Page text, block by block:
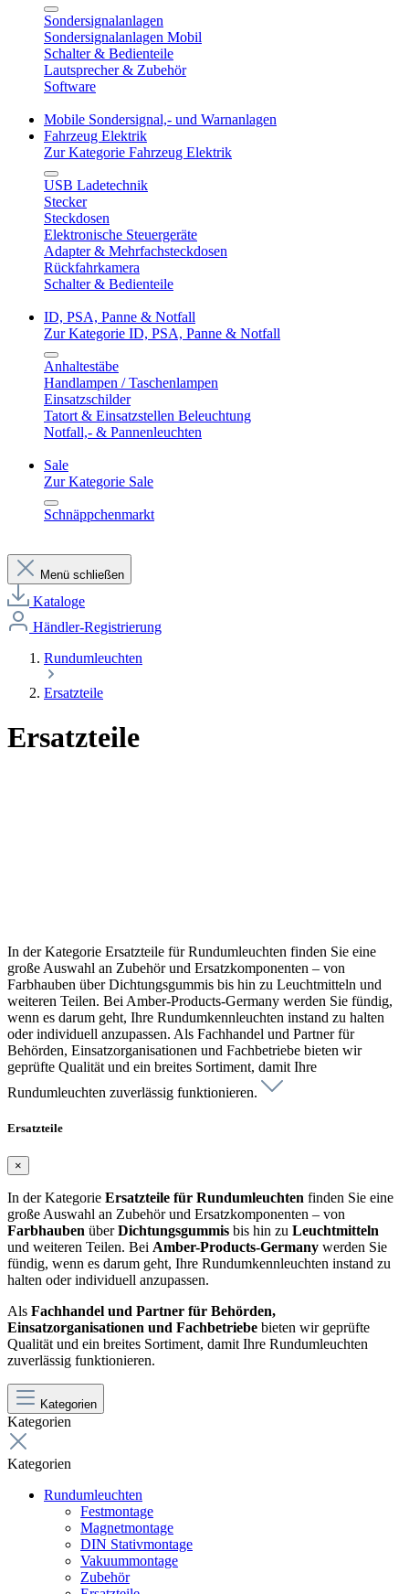
Sondersignalanlagen
Sondersignalanlagen Mobil
Schalter & Bedienteile
Lautsprecher & Zubehör
Software
Mobile Sondersignal,- und Warnanlagen
Fahrzeug Elektrik
Zur Kategorie Fahrzeug Elektrik
USB Ladetechnik
Stecker
Steckdosen
Elektronische Steuergeräte
Adapter & Mehrfachsteckdosen
Rückfahrkamera
Schalter & Bedienteile
ID, PSA, Panne & Notfall
Zur Kategorie ID, PSA, Panne & Notfall
Anhaltestäbe
Handlampen / Taschenlampen
Einsatzschilder
Tatort & Einsatzstellen Beleuchtung
Notfall,- & Pannenleuchten
Sale
Zur Kategorie Sale
Schnäppchenmarkt
Menü schließen
Kataloge
Händler-Registrierung
Rundumleuchten
Ersatzteile
Ersatzteile
In der Kategorie Ersatzteile für Rundumleuchten finden Sie eine
große Auswahl an Zubehör und Ersatzkomponenten – von
Farbhauben über Dichtungsgummis bis hin zu Leuchtmitteln und
weiteren Teilen. Bei Amber-Products-Germany werden Sie fündig,
wenn es darum geht, Ihre Rundumkennleuchten instand zu halten
oder individuell anzupassen. Als Fachhandel und Partner für
Behörden, Einsatzorganisationen und Fachbetriebe bieten wir
geprüfte Qualität und ein breites Sortiment, damit Ihre
Rundumleuchten zuverlässig funktionieren.
Ersatzteile
×
In der Kategorie Ersatzteile für Rundumleuchten finden Sie eine
große Auswahl an Zubehör und Ersatzkomponenten – von
Farbhauben überDichtungsgummis bis hin zu Leuchtmitteln
und weiteren Teilen. Bei Amber-Products-Germany werden Sie
fündig, wenn es darum geht, Ihre Rundumkennleuchten instand zu
halten oder individuell anzupassen.
Als Fachhandel und Partner für Behörden,
Einsatzorganisationen und Fachbetriebe bieten wir geprüfte
Qualität und ein breites Sortiment, damit Ihre Rundumleuchten
zuverlässig funktionieren.
Kategorien
Kategorien
Kategorien
Rundumleuchten
Festmontage
Magnetmontage
DIN Stativmontage
Vakuummontage
Zubehör